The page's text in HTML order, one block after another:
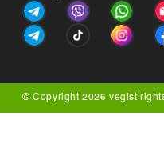
© Copyright 2026 vegist